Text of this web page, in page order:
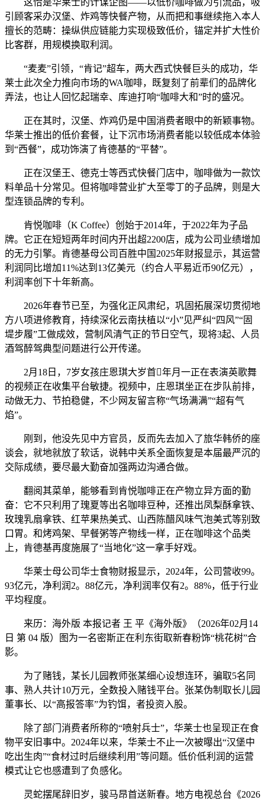
这恰是华莱士的计谋企图——以低价咖啡做为引流品，吸
引顾客采办汉堡、炸鸡等快餐产物，从而把和事继续拖入本人
擅长的范畴：操纵供应链能力实现极致低价，锚定并扩大性价
比客群，用规模换取利润。
“麦麦”引领，“肯记”超车，两大西式快餐巨头的成功，华
莱士此次全力推向市场的WA咖啡，既复刻了前辈们的品牌化
弄法，也让人回忆起瑞幸、库迪打响“咖啡大和”时的盛况。
正在其时，汉堡、炸鸡仍是中国消费者眼中的新颖事物。
华莱士推出的低价套餐，让下沉市场消费者能以较低成本体验
到“西餐”，成功饰演了肯德基的“平替”。
正在汉堡王、德克士等西式快餐门店中，咖啡做为一款饮
料单品十分常见。但将咖啡营业扩大至零丁的子品牌，则是大
型连锁品牌的专利。
肯悦咖啡（K Coffee）创始于2014年，于2022年为子品
牌。它正在短短两年时间内开出超2200店，成为公司业绩增加
的无力引擎。肯德基母公司百胜中国2025年财报显示，其运营
利润同比增加11%达到13亿美元（约合人平易近币90亿元），
利润率创下十年新高。
2026年春节已至，为强化正风肃纪，巩固拓展深切贯彻地
方八项进修教育，持续深化云南扶植以“小”见严纠“四风”“固
堤步履”工做成效，营制风清气正的节日空气，现将3起、人员
酒驾醉驾典型问题进行公开传递。
2月18日，7岁女孩庄恩琪大岁首年月一正在表演英歌舞
的视频正在收集平台敏捷。视频中，庄恩琪坐正在步队前排，
动做无力、节拍稳健，不少网友留言称“气场满满”“超有气
焰”。
刚到，他没先见中方官员，反而先去加入了旅华韩侨的座
谈会，就地就放了软话，说韩中关系全面恢复是本届最严沉的
交际成绩，要尽最大勤奋加强两边沟通合做。
翻阅其菜单，能够看到肯悦咖啡正在产物立异方面的勤
奋：它不只利用了瑰夏等出名咖啡豆种，还推出凤梨酥拿铁、
玫瑰乳扇拿铁、红苹果热美式、山西陈醋风味气泡美式等别致
口胃。和烤鸡架、早餐粥等产物线一样，正在咖啡这个品类
上，肯德基再度施展了“当地化”这一拿手好戏。
华莱士母公司华士食物财报显示，2024年，公司营收99。
93亿元，净利润2。88亿元，净利润率仅有2。88%，低于行业
平均程度。
来历：海外版 本报记者 王 平《海外版》（2026年02月14
日 第 04 版）图为一名密斯正在利东街取新春粉饰“桃花树”合
影。
为了赌钱，某长儿园教师张某细心设想连环，骗取5名同
事、熟人共计10万元，全数投入赌钱平台。张某伪制取长儿园
董事长、以“高报答率”为钓饵，者投资入股。
除了部门消费者所称的“喷射兵士”，华莱士也呈现正在食
物平安旧事中。2024年以来，华莱士不止一次被曝出“汉堡中
吃出生肉”“食材过时后继续利用”等问题。低价低利润的运营
模式让它也感遭到了负感化。
灵蛇摆尾辞旧岁，骏马昂首送新春。地方电视总台《2026